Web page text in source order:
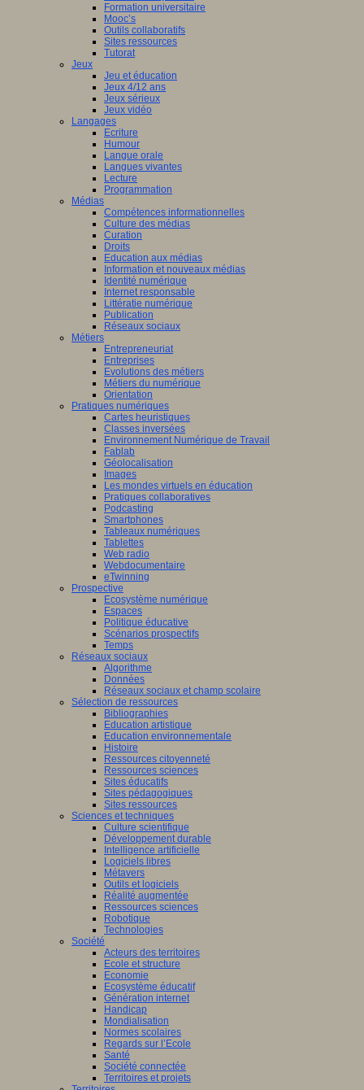
Formation universitaire
Mooc’s
Outils collaboratifs
Sites ressources
Tutorat
Jeux
Jeu et éducation
Jeux 4/12 ans
Jeux sérieux
Jeux vidéo
Langages
Ecriture
Humour
Langue orale
Langues vivantes
Lecture
Programmation
Médias
Compétences informationnelles
Culture des médias
Curation
Droits
Education aux médias
Information et nouveaux médias
Identité numérique
Internet responsable
Littératie numérique
Publication
Réseaux sociaux
Métiers
Entrepreneuriat
Entreprises
Evolutions des métiers
Métiers du numérique
Orientation
Pratiques numériques
Cartes heuristiques
Classes inversées
Environnement Numérique de Travail
Fablab
Géolocalisation
Images
Les mondes virtuels en éducation
Pratiques collaboratives
Podcasting
Smartphones
Tableaux numériques
Tablettes
Web radio
Webdocumentaire
eTwinning
Prospective
Ecosystème numérique
Espaces
Politique éducative
Scénarios prospectifs
Temps
Réseaux sociaux
Algorithme
Données
Réseaux sociaux et champ scolaire
Sélection de ressources
Bibliographies
Education artistique
Education environnementale
Histoire
Ressources citoyenneté
Ressources sciences
Sites éducatifs
Sites pédagogiques
Sites ressources
Sciences et techniques
Culture scientifique
Développement durable
Intelligence artificielle
Logiciels libres
Métavers
Outils et logiciels
Réalité augmentée
Ressources sciences
Robotique
Technologies
Société
Acteurs des territoires
Ecole et structure
Economie
Ecosystème éducatif
Génération internet
Handicap
Mondialisation
Normes scolaires
Regards sur l’Ecole
Santé
Société connectée
Territoires et projets